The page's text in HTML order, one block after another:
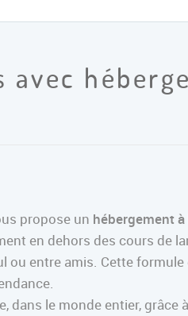
propose un hébergement
en dehors des cours de
entre amis. Cette
dans le monde entier,